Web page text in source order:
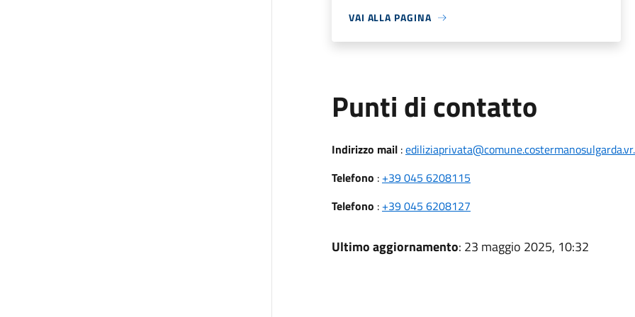
VAI ALLA PAGINA
Punti di contatto
Indirizzo mail:
Telefono : +39 045 6208115
Telefono : +39 045 6208127
Ultimo aggiornamento: 23 maggio 2025, 10:32